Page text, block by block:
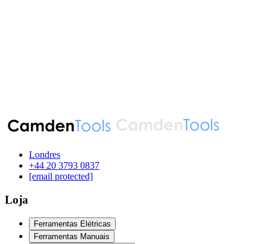
Londres
‪+44 20 3793 0837‬
[email protected]
Loja
Ferramentas Elétricas
Ferramentas Manuais